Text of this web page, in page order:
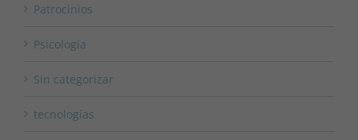
Patrocinios
Psicología
Sin categorizar
tecnologías